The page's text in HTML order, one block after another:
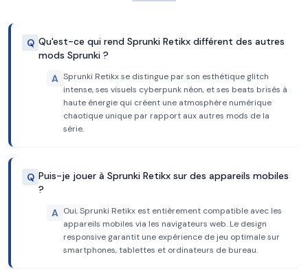
Q Qu'est-ce qui rend Sprunki Retikx différent des autres
mods Sprunki ?
A Sprunki Retikx se distingue par son esthétique glitch
intense, ses visuels cyberpunk néon, et ses beats brisés à
haute énergie qui créent une atmosphère numérique
chaotique unique par rapport aux autres mods de la
série.
Q Puis-je jouer à Sprunki Retikx sur des appareils mobiles
?
A Oui, Sprunki Retikx est entièrement compatible avec les
appareils mobiles via les navigateurs web. Le design
responsive garantit une expérience de jeu optimale sur
smartphones, tablettes et ordinateurs de bureau.